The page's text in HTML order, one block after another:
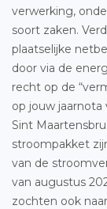
verwerking,
soort zaken.
plaatselijke
door via de
recht op de
op jouw
Sint
stroompakket
van de
van augustus
zochten ook